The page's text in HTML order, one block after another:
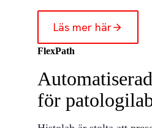
Läs mer här
FlexPath
för